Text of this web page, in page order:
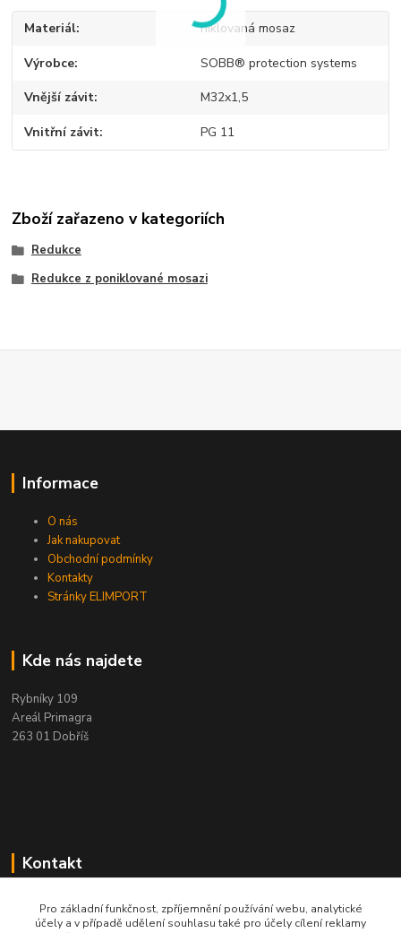
Materiál niklovaná mosaz
Výrobce SOBB® protection systems
Vnější závit M32x1,5
Vnitřní závit PG 11
Zboží zařazeno v kategoriích
Redukce
Redukce z poniklované mosazi
Informace
O nás
Jak nakupovat
Obchodní podmínky
Kontakty
Stránky ELIMPORT
Kde nás najdete
Rybníky 109
Areál Primagra
263 01 Dobříš
Kontakt
+420 284 811 501
Po - Pá, 8:00-16:30
Pro základní funkčnost, zpříjemnění používání webu, analytické
účely a v případě udělení souhlasu také pro účely cílení reklamy